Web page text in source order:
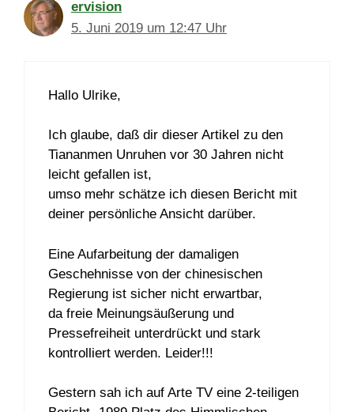
ervision
5. Juni 2019 um 12:47 Uhr
Hallo Ulrike,
Ich glaube, daß dir dieser Artikel zu den
Tiananmen Unruhen vor 30 Jahren nicht
leicht gefallen ist,
umso mehr schätze ich diesen Bericht mit
deiner persönliche Ansicht darüber.
Eine Aufarbeitung der damaligen
Geschehnisse von der chinesischen
Regierung ist sicher nicht erwartbar,
da freie Meinungsäußerung und
Pressefreiheit unterdrückt und stark
kontrolliert werden. Leider!!!
Gestern sah ich auf Arte TV eine 2-teiligen